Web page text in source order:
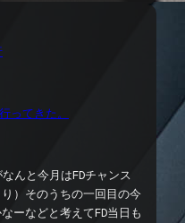
ってきた。
んと今月はFDチャンス
）そのうちの一回目の今
ーなどと考えてFD当日も